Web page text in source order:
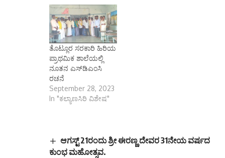
ತೊಟ್ಲೂರ ಸರಕಾರಿ ಹಿರಿಯ
ಪ್ರಾಥಮಿಕ ಶಾಲೆಯಲ್ಲಿ
ನೂತನ ಎಸ್‌ಡಿಎಂಸಿ
ರಚನೆ
September 28, 2023
In "ಕಲ್ಯಾಣಸಿರಿ ವಿಶೇಷ"
ಆಗಸ್ಟ್ 21ರಂದು ಶ್ರೀ ಈರಣ್ಣ ದೇವರ 31ನೇಯ ವರ್ಷದ
ಕುಂಭ ಮಹೋತ್ಸವ.